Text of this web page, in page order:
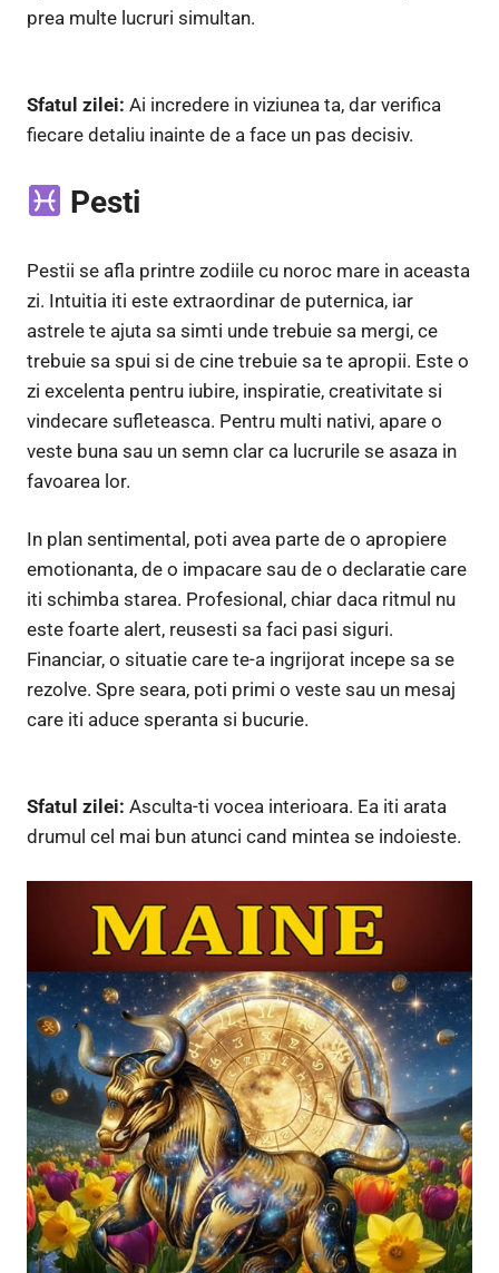
prea multe lucruri simultan.
Sfatul zilei: Ai incredere in viziunea ta, dar verifica
fiecare detaliu inainte de a face un pas decisiv.
Pesti
Pestii se afla printre zodiile cu noroc mare in aceasta
zi. Intuitia iti este extraordinar de puternica, iar
astrele te ajuta sa simti unde trebuie sa mergi, ce
trebuie sa spui si de cine trebuie sa te apropii. Este o
zi excelenta pentru iubire, inspiratie, creativitate si
vindecare sufleteasca. Pentru multi nativi, apare o
veste buna sau un semn clar ca lucrurile se asaza in
favoarea lor.
In plan sentimental, poti avea parte de o apropiere
emotionanta, de o impacare sau de o declaratie care
iti schimba starea. Profesional, chiar daca ritmul nu
este foarte alert, reusesti sa faci pasi siguri.
Financiar, o situatie care te-a ingrijorat incepe sa se
rezolve. Spre seara, poti primi o veste sau un mesaj
care iti aduce speranta si bucurie.
Sfatul zilei: Asculta-ti vocea interioara. Ea iti arata
drumul cel mai bun atunci cand mintea se indoieste.